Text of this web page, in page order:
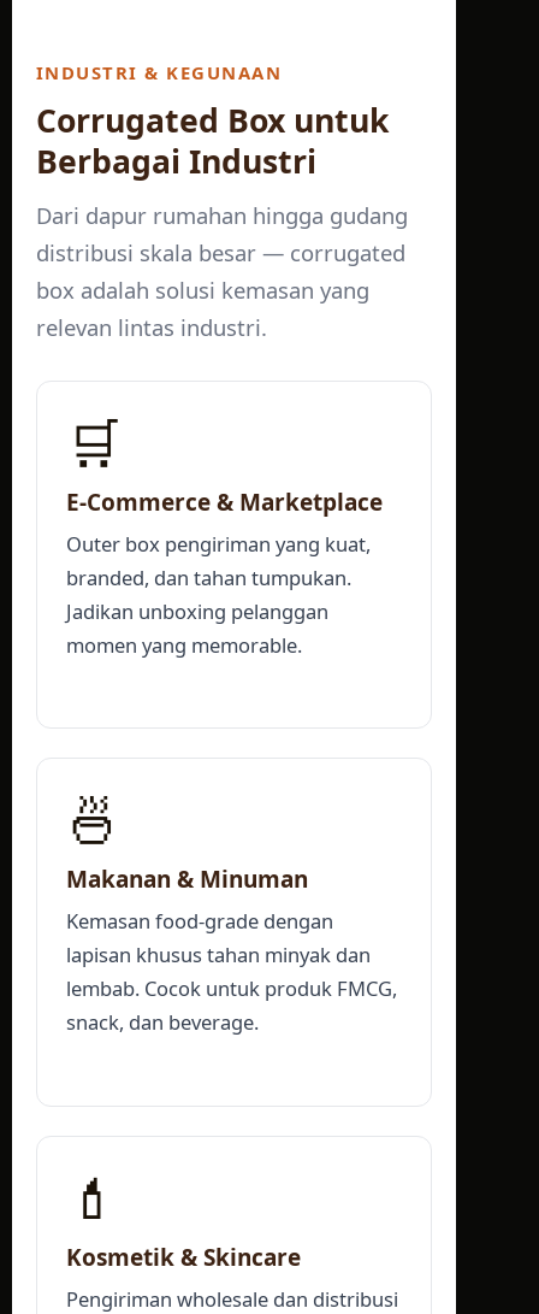
INDUSTRI & KEGUNAAN
Corrugated Box untuk
Berbagai Industri
Dari dapur rumahan hingga gudang
distribusi skala besar — corrugated
box adalah solusi kemasan yang
relevan lintas industri.
🛒
E-Commerce & Marketplace
Outer box pengiriman yang kuat,
branded, dan tahan tumpukan.
Jadikan unboxing pelanggan
momen yang memorable.
🍜
Makanan & Minuman
Kemasan food-grade dengan
lapisan khusus tahan minyak dan
lembab. Cocok untuk produk FMCG,
snack, dan beverage.
💄
Kosmetik & Skincare
Pengiriman wholesale dan distribusi